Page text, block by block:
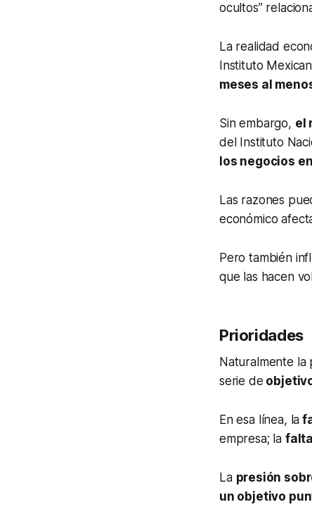
ocultos”
La realidad
Instituto
meses al
Sin embargo, el
del Instituto
los negocios
Las razones
económico
Pero también
que las hacen
Prioridades
Naturalmente
serie de
En esa línea, la
empresa; la
La presión
un objetivo